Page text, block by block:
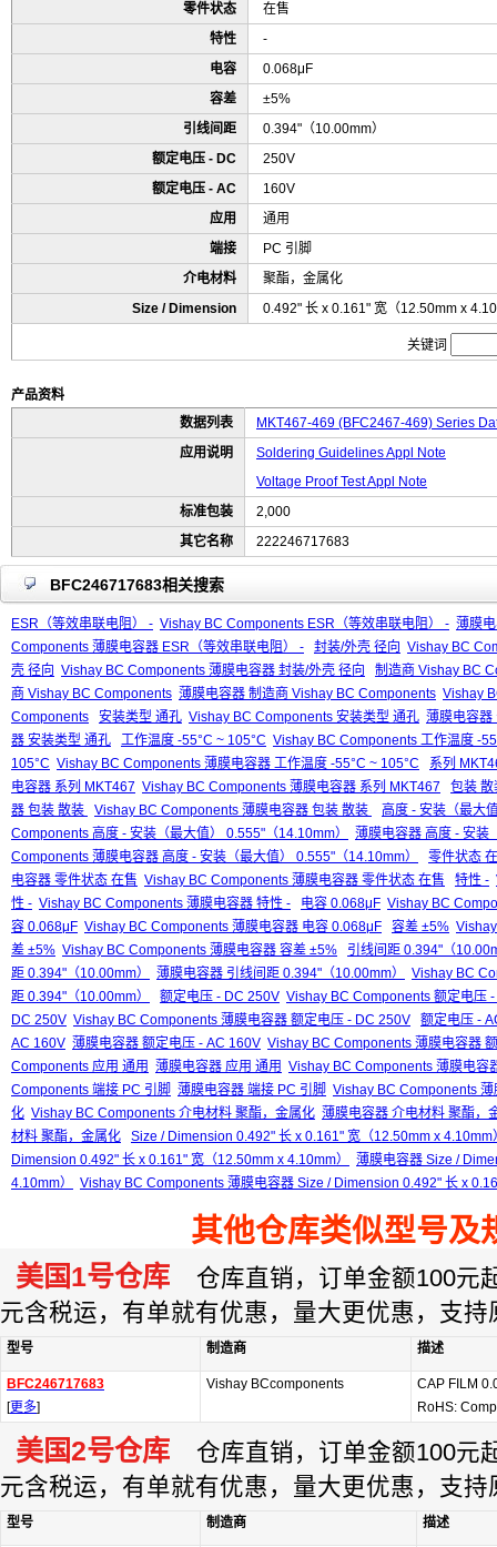
零件状态
在售
特性
-
电容
0.068μF
容差
±5%
引线间距
0.394"（10.00mm）
额定电压 - DC
250V
额定电压 - AC
160V
应用
通用
端接
PC 引脚
介电材料
聚酯，金属化
Size / Dimension
0.492" 长 x 0.161" 宽（12.50mm x
关键词
产品资料
数据列表
MKT467-469 (BFC2467-469) Series
应用说明
Soldering Guidelines Appl Note
Voltage Proof Test Appl Note
标准包装
2,000
其它名称
222246717683
BFC246717683相关搜索
ESR（等效串联电阻） - Vishay BC Components ESR（等效串联电阻） - 薄膜
Components 薄膜电容器 ESR（等效串联电阻） -
封装/外壳 径向 Vishay BC
壳 径向 Vishay BC Components 薄膜电容器 封装/外壳 径向
制造商 Vishay BC
商 Vishay BC Components 薄膜电容器 制造商 Vishay BC Components Vishay
Components
安装类型 通孔 Vishay BC Components 安装类型 通孔 薄膜电容器
器 安装类型 通孔
工作温度 -55°C ~ 105°C Vishay BC Components 工作温度 -
105°C Vishay BC Components 薄膜电容器 工作温度 -55°C ~ 105°C
系列
电容器 系列 MKT467 Vishay BC Components 薄膜电容器 系列 MKT467
包装
器 包装 散装
Vishay BC Components 薄膜电容器 包装 散装
高度 - 安装（最大
Components 高度 - 安装（最大值） 0.555"（14.10mm）
薄膜电容器 高度 - 安装
Components 薄膜电容器 高度 - 安装（最大值） 0.555"（14.10mm）
零件状态
电容器 零件状态 在售 Vishay BC Components 薄膜电容器 零件状态 在售 特性 -
性 - Vishay BC Components 薄膜电容器 特性 - 电容 0.068μF Vishay BC
容 0.068μF Vishay BC Components 薄膜电容器 电容 0.068μF 容差 ±5%
差 ±5% Vishay BC Components 薄膜电容器 容差 ±5%
引线间距 0.394"（
距 0.394"（10.00mm）
薄膜电容器 引线间距 0.394"（10.00mm）
Vishay BC
距 0.394"（10.00mm）
额定电压 - DC 250V Vishay BC Components 额定电压
DC 250V Vishay BC Components 薄膜电容器 额定电压 - DC 250V
额定电压 -
AC 160V 薄膜电容器 额定电压 - AC 160V Vishay BC Components 薄膜电容器
Components 应用 通用 薄膜电容器 应用 通用 Vishay BC Components 薄膜电容
Components 端接 PC 引脚 薄膜电容器 端接 PC 引脚 Vishay BC Components
化 Vishay BC Components 介电材料 聚酯，金属化 薄膜电容器 介电材料 聚酯，
材料 聚酯，金属化
Size / Dimension 0.492" 长 x 0.161" 宽（12.50mm x 4.10mm
Dimension 0.492" 长 x 0.161" 宽（12.50mm x 4.10mm）
薄膜电容器 Size /
4.10mm）
Vishay BC Components 薄膜电容器 Size / Dimension 0.492" 长 x
其他仓库类似型号及
美国1号仓库 仓库直销，订单金额100元
元含税运，有单就有优惠，量大更优惠，支持
型号 制造商 描述
BFC246717683
[更多]
Vishay BCcomponents
CAP FILM
RoHS:
美国2号仓库 仓库直销，订单金额100元
元含税运，有单就有优惠，量大更优惠，支持
型号 制造商 描述